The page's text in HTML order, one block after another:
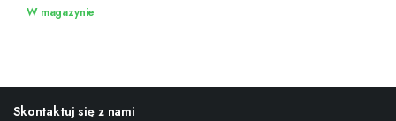
W magazynie
Skontaktuj się z nami